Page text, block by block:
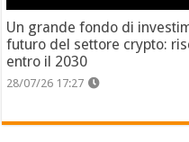
Un grande fondo di
futuro del settore crypto:
entro il 2030
28/07/26 17:27